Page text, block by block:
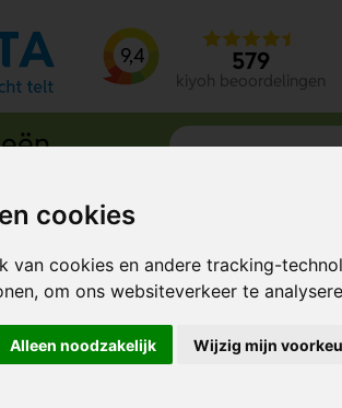
cookies
van cookies en andere tracking-
om ons websiteverkeer te
Alleen noodzakelijk Wijzig mijn
9,4 579
kiyoh beoordelingen
Stormparaplu's
30 Inch RPET